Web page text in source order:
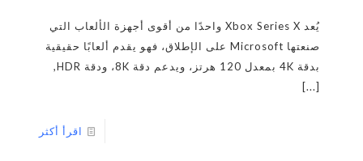
يُعد Xbox Series X واحدًا من أقوى أجهزة الألعاب التي
صنعتها Microsoft على الإطلاق، فهو يقدم ألعابًا حقيقية
بدقة 4K بمعدل 120 هرتز، ويدعم دقة 8K، ودقة HDR,
[...]
اقرأ أكثر